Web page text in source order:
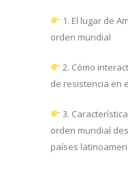
1. El lugar de
orden mundial
2. Cómo
de resistencia en
3.
orden mundial
países